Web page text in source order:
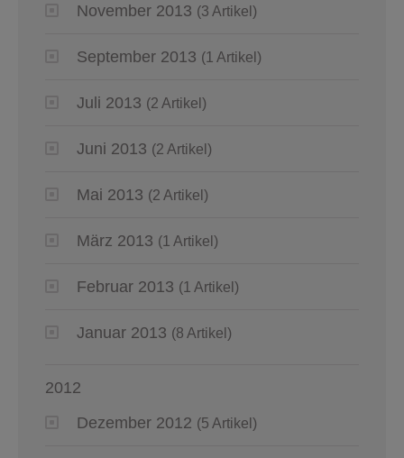
November 2013 (3 Artikel)
September 2013 (1 Artikel)
Juli 2013 (2 Artikel)
Juni 2013 (2 Artikel)
Mai 2013 (2 Artikel)
März 2013 (1 Artikel)
Februar 2013 (1 Artikel)
Januar 2013 (8 Artikel)
2012
Dezember 2012 (5 Artikel)